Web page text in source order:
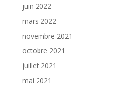
juin 2022
mars 2022
novembre 2021
octobre 2021
juillet 2021
mai 2021